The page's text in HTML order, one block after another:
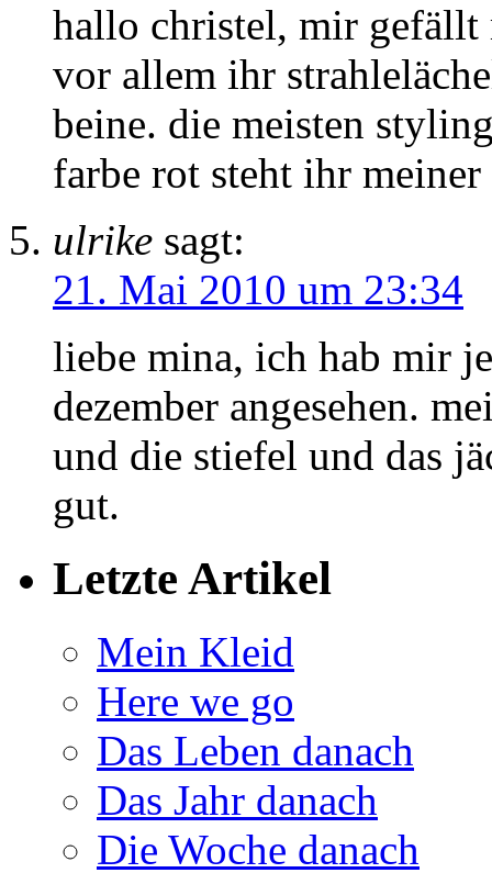
hallo christel, mir gefällt
vor allem ihr
beine. die meisten
farbe rot steht ihr
ulrike sagt:
21. Mai 2010 um 23:34
liebe mina, ich hab mir
dezember angesehen.
und die stiefel und das
gut.
Letzte Artikel
Mein Kleid
Here we go
Das Leben danach
Das Jahr danach
Die Woche danach